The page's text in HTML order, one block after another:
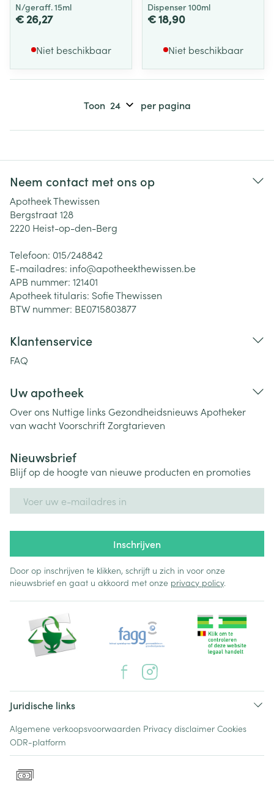
N/geraff. 15ml
€ 26,27
Niet beschikbaar
Dispenser 100ml
€ 18,90
Niet beschikbaar
Toon per pagina
Neem contact met ons op
Apotheek Thewissen
Bergstraat 128
2220 Heist-op-den-Berg
Telefoon: 015/248842
E-mailadres: info@apotheekthewissen.be
APB nummer: 121401
Apotheek titularis: Sofie Thewissen
BTW nummer: BE0715803877
Klantenservice
FAQ
Uw apotheek
Over ons Nuttige links Gezondheidsnieuws Apotheker
van wachtVoorschriftZorgtarieven
Nieuwsbrief
Blijf op de hoogte van nieuwe producten en promoties
Inschrijven
Door op inschrijven te klikken, schrijft u zich in voor onze
nieuwsbrief en gaat u akkoord met onze privacy policy.
Juridische links
Algemene verkoopsvoorwaarden Privacy disclaimer Cookies
ODR-platform